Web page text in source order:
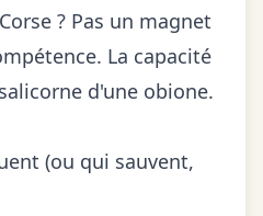
? Pas un magnet
La capacité
d'une obione.
(ou qui sauvent,